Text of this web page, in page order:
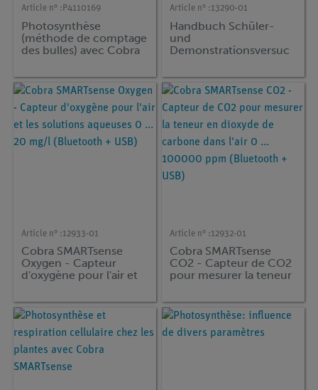
Article n° : P4110169
Photosynthèse
(méthode de comptage
des bulles) avec Cobra
Article n° :13290-01
Handbuch Schüler-
und
Demonstrationsversuc
Sekundarstufe I und II,
inkl. CD-ROM, TESS
advanced Biologie, (en
allemand)
Article n° :12933-01
Cobra SMARTsense
Oxygen - Capteur
d'oxygène pour l'air et
0 ... 20 mg/l (Bluetooth
+ USB)
Article n° :12932-01
Cobra SMARTsense
CO2 - Capteur de CO2
pour mesurer la teneur
dans l'air 0 ... 100000
ppm (Bluetooth + USB)